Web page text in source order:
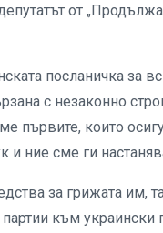
от
посланичка за
с незаконно
първите, които
и ние сме ги
за грижата им,
към